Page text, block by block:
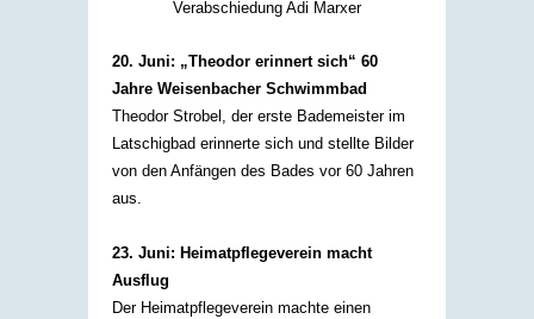
Verabschiedung Adi Marxer
20. Juni: „Theodor erinnert sich“ 60
Jahre Weisenbacher Schwimmbad
Theodor Strobel, der erste Bademeister im
Latschigbad erinnerte sich und stellte Bilder
von den Anfängen des Bades vor 60 Jahren
aus.​​
23. Juni: Heimatpflegeverein macht
Ausflug
Der Heimatpflegeverein machte einen